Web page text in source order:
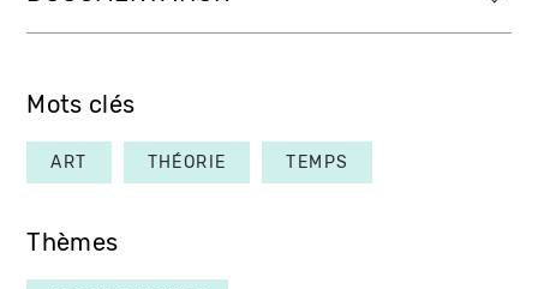
Mots clés
ART THÉORIE TEMPS
Thèmes